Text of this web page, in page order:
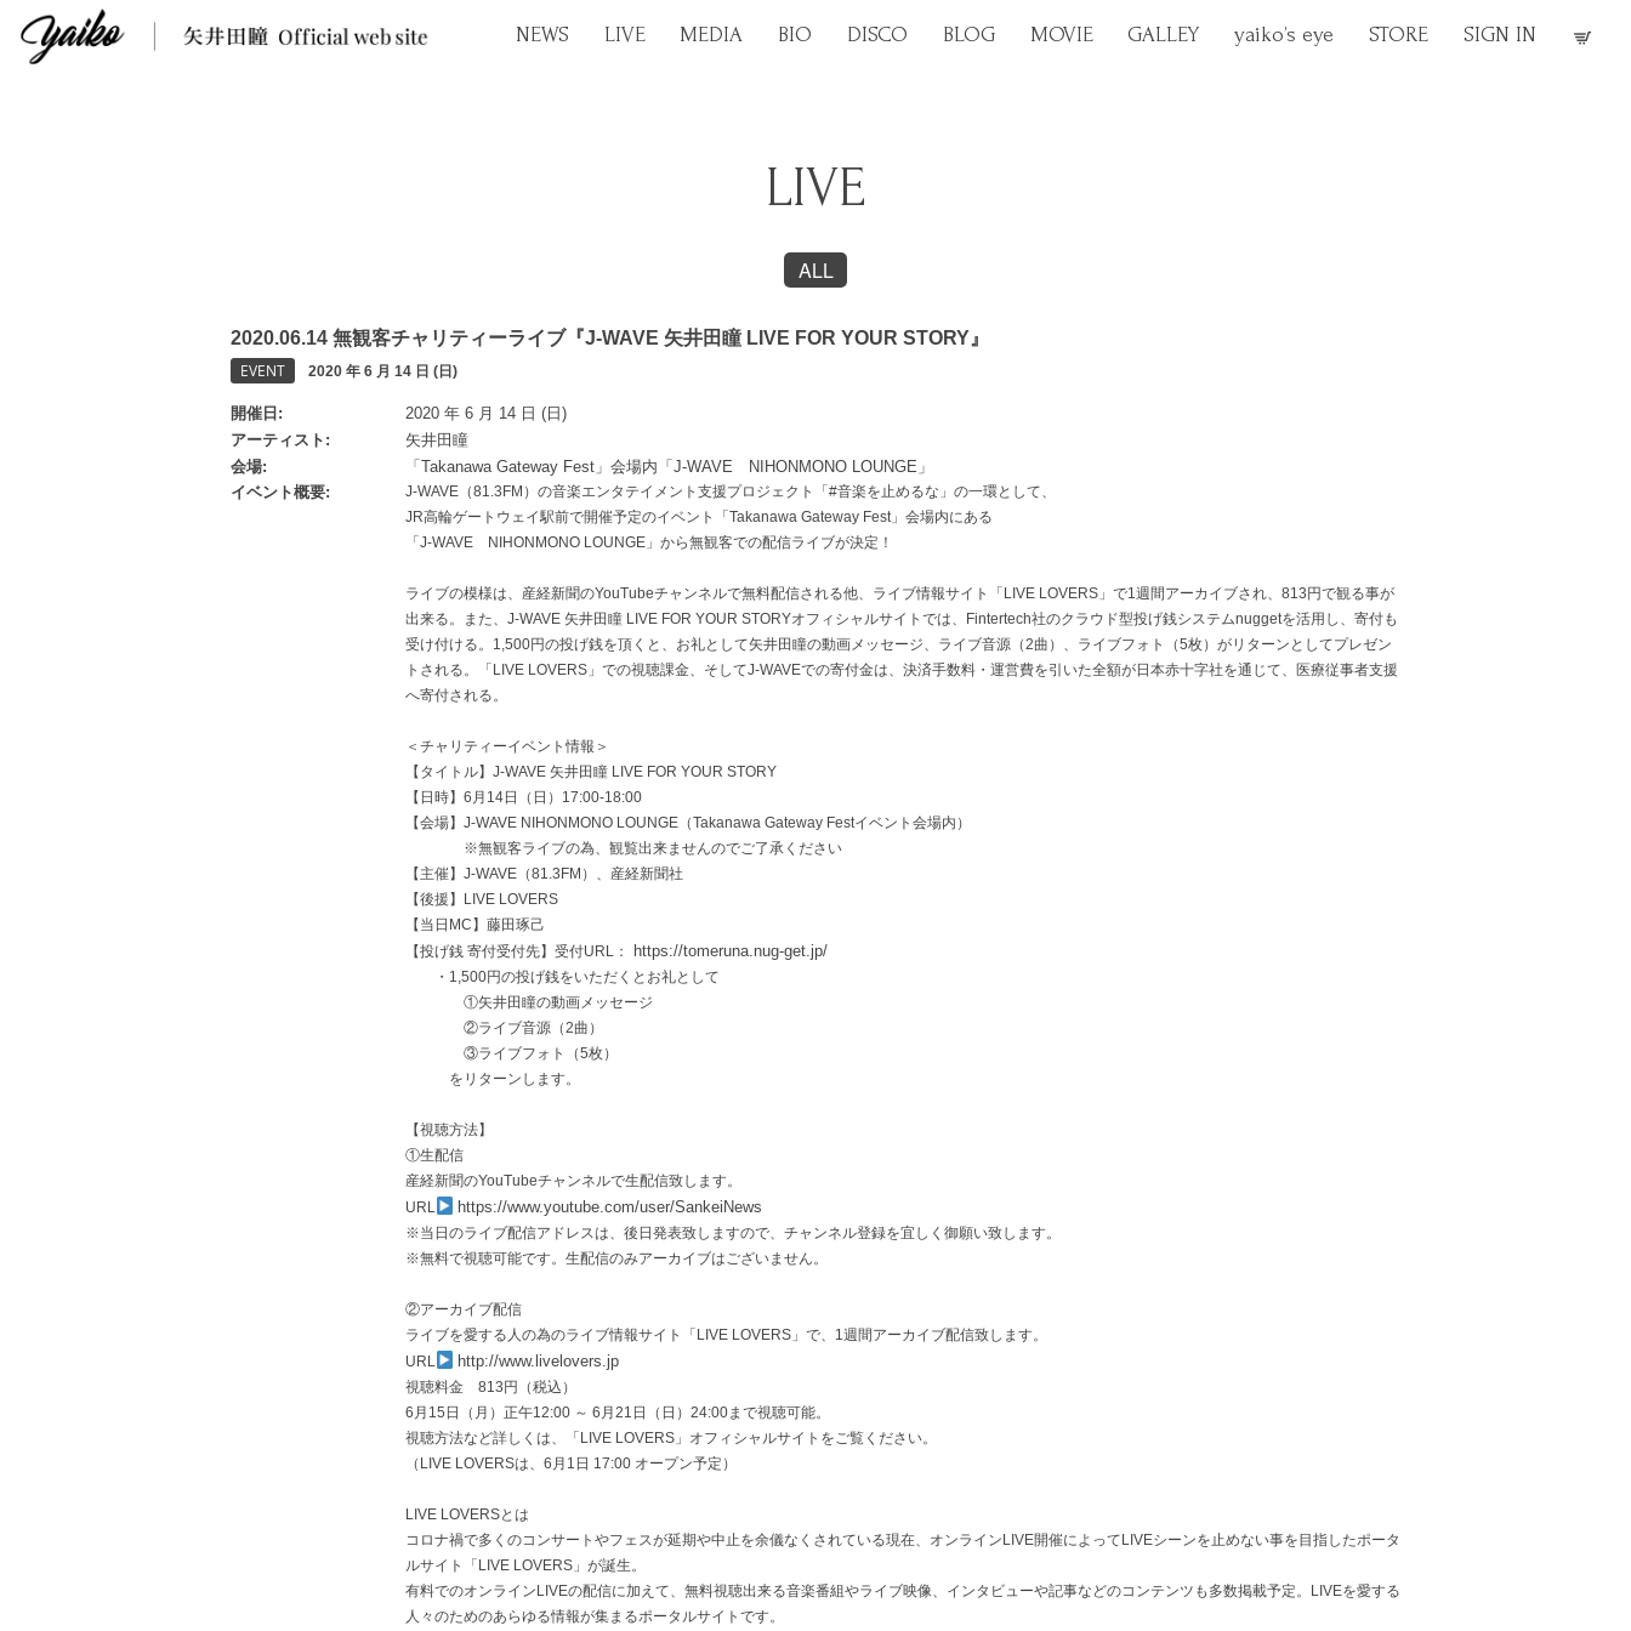
NEWS LIVE MEDIA BIO DISCO BLOG MOVIE GALLEY yaiko’s eye STORE SIGN IN
LIVE
ALL
2020.06.14 無観客チャリティーライブ『J-WAVE 矢井田瞳 LIVE FOR YOUR STORY』
EVENT 2020 年 6 月 14 日 (日)
開催日
2020 年 6 月 14 日 (日)
アーティスト
矢井田瞳
会場
「Takanawa Gateway Fest」会場内「J-WAVE NIHONMONO LOUNGE」
イベント概要
J-WAVE（81.3FM）の音楽エンタテイメント支援プロジェクト「#音楽を止めるな」の一環として、
JR高輪ゲートウェイ駅前で開催予定のイベント「Takanawa Gateway Fest」会場内にある
「J-WAVE NIHONMONO LOUNGE」から無観客での配信ライブが決定！
ライブの模様は、産経新聞のYouTubeチャンネルで無料配信される他、ライブ情報サイト「LIVE LOVERS」で1週間アーカイブされ、813円で観る事が
出来る。また、J-WAVE 矢井田瞳 LIVE FOR YOUR STORYオフィシャルサイトでは、Fintertech社のクラウド型投げ銭システムnuggetを活用し、寄付も
受け付ける。1,500円の投げ銭を頂くと、お礼として矢井田瞳の動画メッセージ、ライブ音源（2曲）、ライブフォト（5枚）がリターンとしてプレゼン
トされる。「LIVE LOVERS」での視聴課金、そしてJ-WAVEでの寄付金は、決済手数料・運営費を引いた全額が日本赤十字社を通じて、医療従事者支援
へ寄付される。
＜チャリティーイベント情報＞
【タイトル】J-WAVE 矢井田瞳 LIVE FOR YOUR STORY
【日時】6月14日（日）17:00-18:00
【会場】J-WAVE NIHONMONO LOUNGE（Takanawa Gateway Festイベント会場内）
※無観客ライブの為、観覧出来ませんのでご了承ください
【主催】J-WAVE（81.3FM）、産経新聞社
【後援】LIVE LOVERS
【当日MC】藤田琢己
【投げ銭 寄付受付先】受付URL：
https://tomeruna.nug-get.jp/
・1,500円の投げ銭をいただくとお礼として
①矢井田瞳の動画メッセージ
②ライブ音源（2曲）
③ライブフォト（5枚）
をリターンします。
【視聴方法】
①生配信
産経新聞のYouTubeチャンネルで生配信致します。
URL
https://www.youtube.com/user/SankeiNews
※当日のライブ配信アドレスは、後日発表致しますので、チャンネル登録を宜しく御願い致します。
※無料で視聴可能です。生配信のみアーカイブはございません。
②アーカイブ配信
ライブを愛する人の為のライブ情報サイト「LIVE LOVERS」で、1週間アーカイブ配信致します。
URL
http://www.livelovers.jp
視聴料金 813円（税込）
6月15日（月）正午12:00 ～ 6月21日（日）24:00まで視聴可能。
視聴方法など詳しくは、「LIVE LOVERS」オフィシャルサイトをご覧ください。
（LIVE LOVERSは、6月1日 17:00 オープン予定）
LIVE LOVERSとは
コロナ禍で多くのコンサートやフェスが延期や中止を余儀なくされている現在、オンラインLIVE開催によってLIVEシーンを止めない事を目指したポータ
ルサイト「LIVE LOVERS」が誕生。
有料でのオンラインLIVEの配信に加えて、無料視聴出来る音楽番組やライブ映像、インタビューや記事などのコンテンツも多数掲載予定。LIVEを愛する
人々のためのあらゆる情報が集まるポータルサイトです。